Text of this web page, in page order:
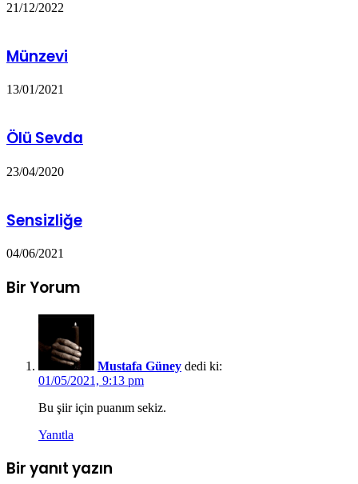
21/12/2022
Münzevi
13/01/2021
Ölü Sevda
23/04/2020
Sensizliğe
04/06/2021
Bir Yorum
Mustafa Güney dedi ki:
01/05/2021, 9:13 pm
Bu şiir için puanım sekiz.
Yanıtla
Bir yanıt yazın